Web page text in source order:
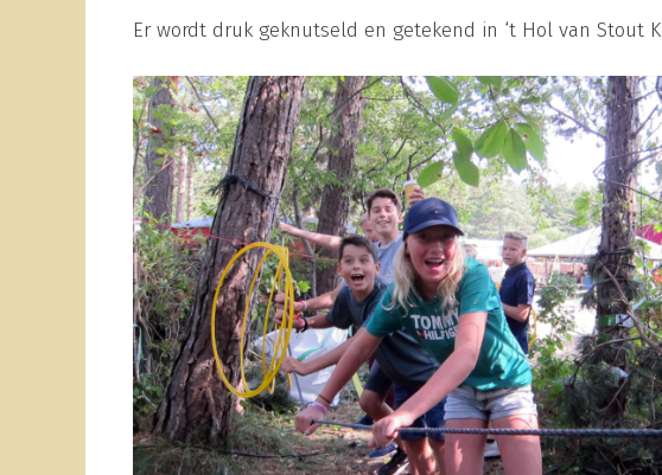
Er wordt druk geknutseld en getekend in ‘t Hol van Stout